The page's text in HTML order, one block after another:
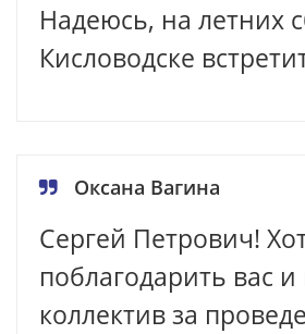
Надеюсь, на летних
Кисловодске
Оксана Вагина
Сергей Петрович!
поблагодарить вас
коллектив за